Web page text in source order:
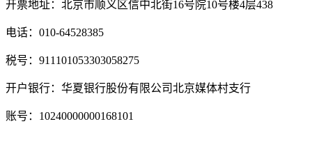
开票地址：北京市顺义区信中北街16号院10号楼4层438
电话：010-64528385
税号：911101053303058275
开户银行：华夏银行股份有限公司北京媒体村支行
账号：10240000000168101